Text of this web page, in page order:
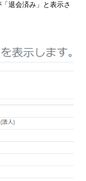
退会済み」と表示さ